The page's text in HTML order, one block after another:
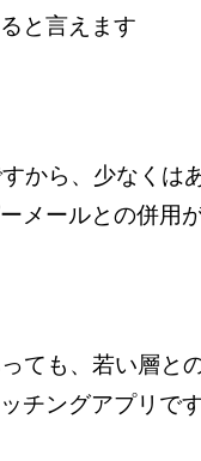
と言えます
から、少な くは
メールとの併用
ても、若い層と
チングアプリで